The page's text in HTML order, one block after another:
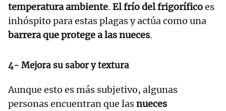
temperatura ambiente. El frío del frigoríficoes
inhóspito para estas plagas y actúa como una
barrera que protege a las nueces.
4- Mejora su sabor y textura
Aunque esto es más subjetivo, algunas
personas encuentran que lasnueces